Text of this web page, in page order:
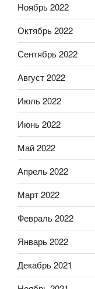
Ноябрь 2022
Октябрь 2022
Сентябрь 2022
Август 2022
Июль 2022
Июнь 2022
Май 2022
Апрель 2022
Март 2022
Февраль 2022
Январь 2022
Декабрь 2021